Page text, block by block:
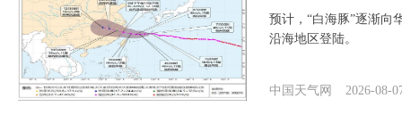
预计，“白海豚”逐渐向
沿海地区登陆。
中国天气网 2026-08-